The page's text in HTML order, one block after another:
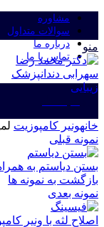
مشاوره
سوالات متداول
درباره ما
تماس با ما
منو
خانهونیر کامپوزیت
نمونه قبلی
بستن دیاستم به همراه
بازگشت به نمونه ها
نمونه بعدی
اصلاح لثه با ونیر